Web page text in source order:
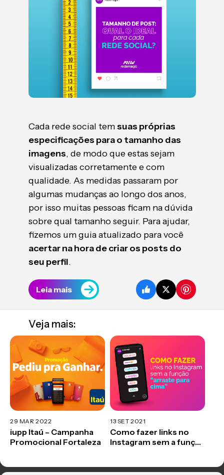
Cada rede social temsuas próprias
especificações para o tamanho das
imagens, de modo que estas sejam
visualizadas corretamente e com
qualidade. As medidas passaram por
algumas mudanças ao longo dos anos,
por isso muitas pessoas ficam na dúvida
sobre qual tamanho seguir. Para ajudar,
fizemos um guia atualizado para você
acertar na hora de criar os posts do
seu perfil.
Leia mais
Veja mais:
29 MAR 2022
iupp Itaú – Campanha
Promocional Fortaleza
13 SET 2021
Como fazer links no
Instagram sem a função